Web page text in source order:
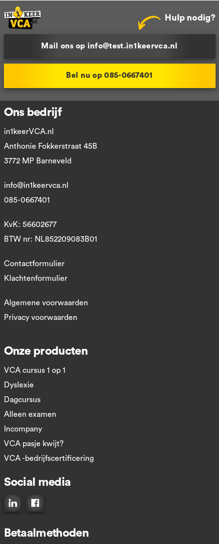
Hulp nodig?
Mail ons op info@test.in1keervca.nl
Bel nu op 085-0667401
Ons bedrijf
in1keerVCA.nl
Anthonie Fokkerstraat 45B
3772 MP Barneveld
info@in1keervca.nl
085-0667401
KvK: 56602677
BTW nr: NL852209083B01
Contactformulier
Klachtenformulier
Algemene voorwaarden
Privacy voorwaarden
Onze producten
VCA cursus 1 op 1
Dyslexie
Dagcursus
Alleen examen
Incompany
VCA pasje kwijt?
VCA -bedrijfscertificering
Social media
Connect op LinkedIn
Like ons op Facebook
Betaalmethoden